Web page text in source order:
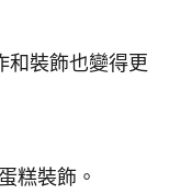
和裝飾也變得更
糕裝飾。